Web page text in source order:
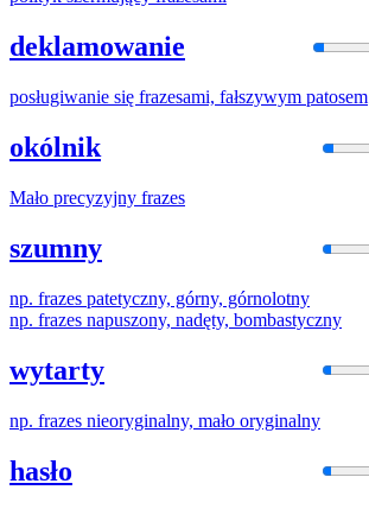
deklamowanie
posługiwanie się frazesami, fałszywym patosem
okólnik
Mało precyzyjny frazes
szumny
np. frazes patetyczny, górny, górnolotny
np. frazes napuszony, nadęty, bombastyczny
wytarty
np. frazes nieoryginalny, mało oryginalny
hasło